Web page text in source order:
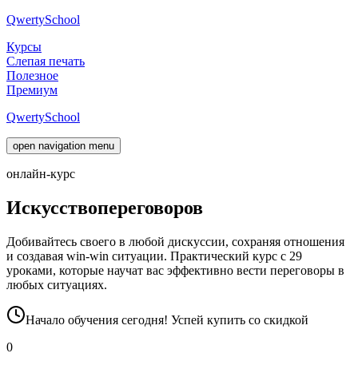
QwertySchool
Курсы
Слепая печать
Полезное
Премиум
QwertySchool
open navigation menu
онлайн-курс
Искусствопереговоров
Добивайтесь своего в любой дискуссии, сохраняя отношения
и создавая win-win ситуации. Практический курс с 29
уроками, которые научат вас эффективно вести переговоры в
любых ситуациях.
Начало обучения сегодня! Успей купить со скидкой
0